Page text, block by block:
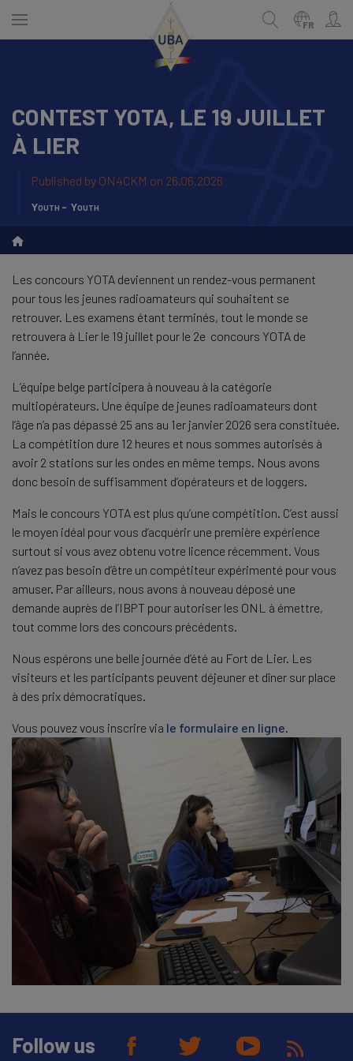
FR
NEDERLANDS
FRANÇAIS
Recherche
CONTEST YOTA, LE 19 JUILLET
À LIER
Published by ON4CKM on 26.06.2026
Youth Youth
Les concours YOTA deviennent un rendez-vous permanent
pour tous les jeunes radioamateurs qui souhaitent se
retrouver. Les examens étant terminés, tout le monde se
retrouvera à Lier le 19 juillet pour le 2e concours YOTA de
l’année.
L’équipe belge participera à nouveau à la catégorie
multiopérateurs. Une équipe de jeunes radioamateurs dont
l’âge n’a pas dépassé 25 ans au 1er janvier 2026 sera constituée.
La compétition dure 12 heures et nous sommes autorisés à
avoir 2 stations sur les ondes en même temps. Nous avons
donc besoin de suffisamment d’opérateurs et de loggers.
Mais le concours YOTA est plus qu’une compétition. C’est aussi
le moyen idéal pour vous d’acquérir une première expérience
surtout si vous avez obtenu votre licence récemment. Vous
n’avez pas besoin d’être un compétiteur expérimenté pour vous
amuser. Par ailleurs, nous avons à nouveau déposé une
demande auprès de l’IBPT pour autoriser les ONL à émettre,
tout comme lors des concours précédents.
Nous espérons une belle journée d’été au Fort de Lier. Les
visiteurs et les participants peuvent déjeuner et dîner sur place
à des prix démocratiques.
Vous pouvez vous inscrire via le formulaire en ligne.
Follow us